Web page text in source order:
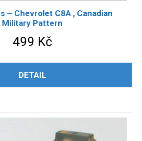
– Chevrolet C8A , Canadian
Military Pattern
499 Kč
ČTĚTE VÍCE
DETAIL